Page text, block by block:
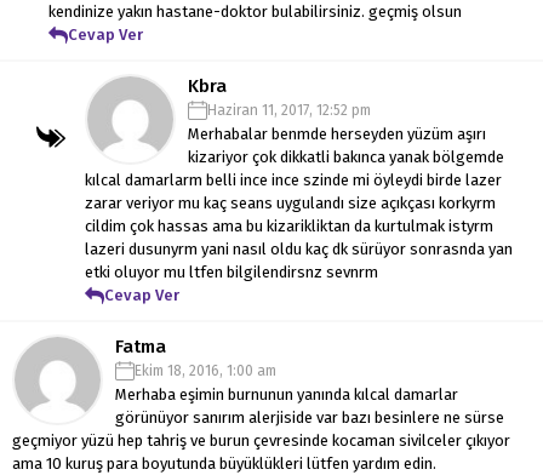
kendinize yakın hastane-doktor bulabilirsiniz. geçmiş olsun
Cevap Ver
Kbra
Haziran 11, 2017, 12:52 pm
Merhabalar benmde herseyden yüzüm aşırı
kizariyor çok dikkatli bakınca yanak bölgemde
kılcal damarlarm belli ince ince szinde mi öyleydi birde lazer
zarar veriyor mu kaç seans uygulandı size açıkçası korkyrm
cildim çok hassas ama bu kizarikliktan da kurtulmak istyrm
lazeri dusunyrm yani nasıl oldu kaç dk sürüyor sonrasnda yan
etki oluyor mu ltfen bilgilendirsnz sevnrm
Cevap Ver
Fatma
Ekim 18, 2016, 1:00 am
Merhaba eşimin burnunun yanında kılcal damarlar
görünüyor sanırım alerjiside var bazı besinlere ne sürse
geçmiyor yüzü hep tahriş ve burun çevresinde kocaman sivilceler çıkıyor
ama 10 kuruş para boyutunda büyüklükleri lütfen yardım edin.